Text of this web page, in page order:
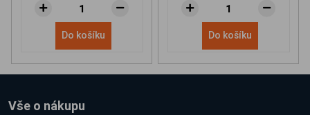
Do košíku Do košíku
Vše o nákupu